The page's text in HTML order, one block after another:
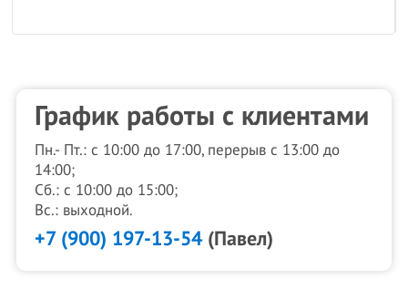
График работы с клиентами
Пн.- Пт.: с 10:00 до 17:00, перерыв с 13:00 до
14:00;
Сб.: с 10:00 до 15:00;
Вс.: выходной.
+7 (900) 197-13-54(Павел)